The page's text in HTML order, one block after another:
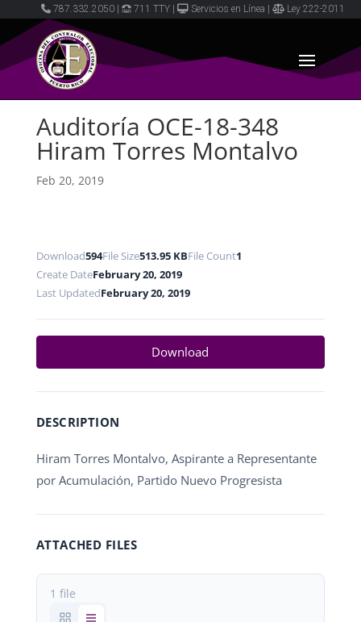
787.332.2050 711 TTY Servicios en Línea Ley 222-2011
Auditoría OCE-18-348
Hiram Torres Montalvo
Feb 20, 2019
Download594File Size513.95 KBFile Count1
Create DateFebruary 20, 2019
Last UpdatedFebruary 20, 2019
Download
DESCRIPTION
Hiram Torres Montalvo, Aspirante a Representante
por Acumulación, Partido Nuevo Progresista
ATTACHED FILES
1 file